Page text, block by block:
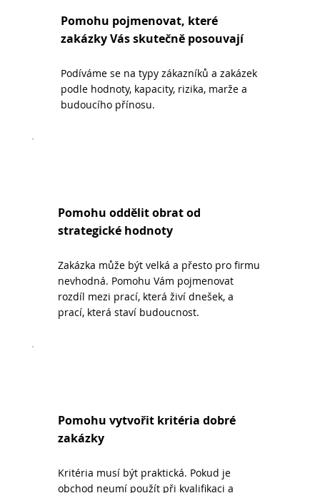
Pomohu pojmenovat, které
zakázky Vás skutečně posouvají
Podíváme se na typy zákazníků a zakázek
podle hodnoty, kapacity, rizika, marže a
budoucího přínosu.
Pomohu oddělit obrat od
strategické hodnoty
Zakázka může být velká a přesto pro firmu
nevhodná. Pomohu Vám pojmenovat
rozdíl mezi prací, která živí dnešek, a
prací, která staví budoucnost.
Pomohu vytvořit kritéria dobré
zakázky
Kritéria musí být praktická. Pokud je
obchod neumí použít při kvalifikaci a